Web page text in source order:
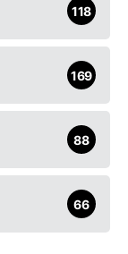
118
169
88
66